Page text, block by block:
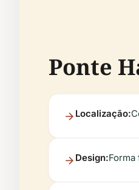
Ponte
Localização:
Design: